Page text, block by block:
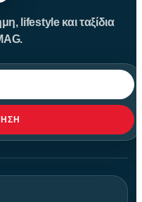
lifestyle και ταξίδια